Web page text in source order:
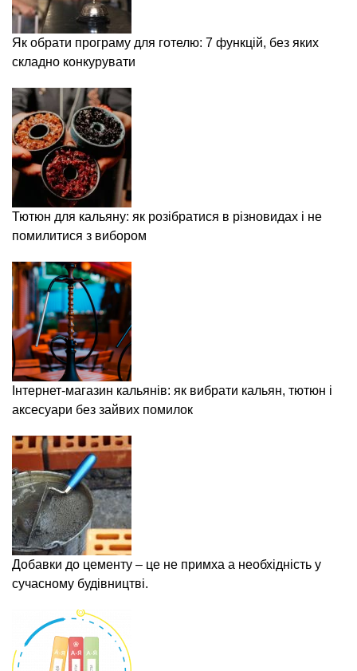
Як обрати програму для готелю: 7 функцій, без яких
складно конкурувати
Тютюн для кальяну: як розібратися в різновидах і не
помилитися з вибором
Інтернет-магазин кальянів: як вибрати кальян, тютюн і
аксесуари без зайвих помилок
Добавки до цементу – це не примха а необхідність у
сучасному будівництві.